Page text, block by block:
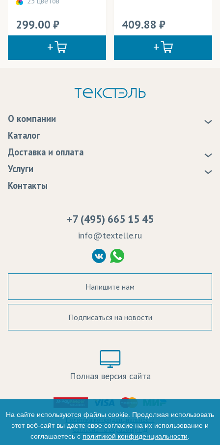
299.00 409.88
О компании
Статьи
Программа лояльности
Сертификаты качества
Судебные решения
Политика Конфиденциальности
Согласие на обработку ПД
Каталог
Доставка и оплата
Доставка
Оплата
Услуги
Образцы
Контакты
+7 (495) 665 15 45
info@textelle.ru
Напишите нам
Подписаться на новости
Полная версия сайта
Политика конфиденциальности
Согласие на обработку ПД
-
На сайте используются файлы cookie. Продолжая использовать
этот веб-сайт вы даете свое согласие на их использование и
соглашаетесь с политикой конфиденциальности